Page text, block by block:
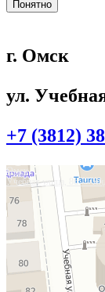
Понятно
г. Омск
ул.
+7 (3812)
Омск
Учебная улица, 86 —